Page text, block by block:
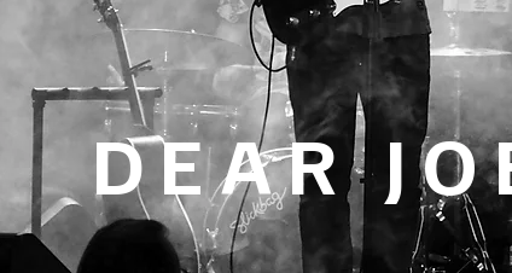
DEAR